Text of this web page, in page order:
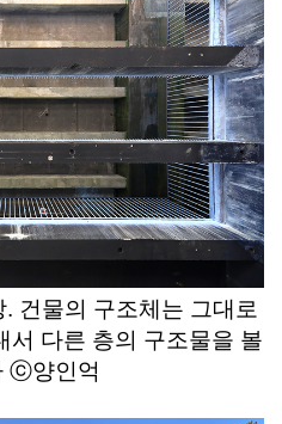
건물의 구조체는 그대로
서 다른 층의 구조물을 볼
ⓒ양인억